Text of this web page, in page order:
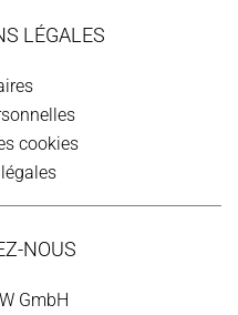
LÉGALES
cookies
NOUS
GmbH